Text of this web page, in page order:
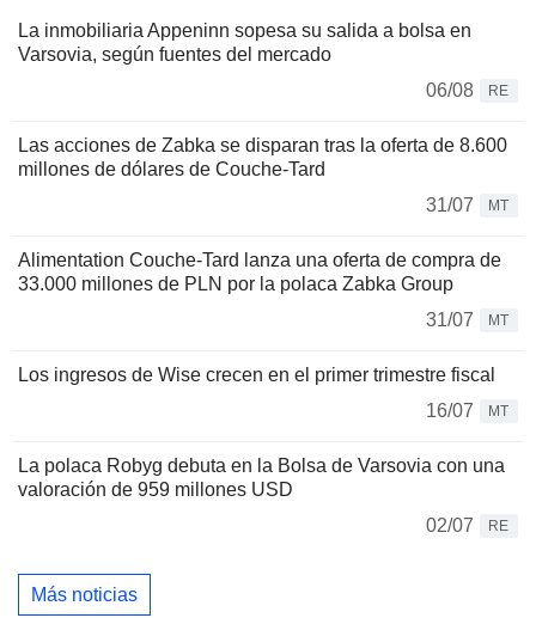
La inmobiliaria Appeninn sopesa su salida a bolsa en
Varsovia, según fuentes del mercado
06/08
RE
Las acciones de Zabka se disparan tras la oferta de 8.600
millones de dólares de Couche-Tard
31/07
MT
Alimentation Couche-Tard lanza una oferta de compra de
33.000 millones de PLN por la polaca Zabka Group
31/07
MT
Los ingresos de Wise crecen en el primer trimestre fiscal
16/07
MT
La polaca Robyg debuta en la Bolsa de Varsovia con una
valoración de 959 millones USD
02/07
RE
Más noticias